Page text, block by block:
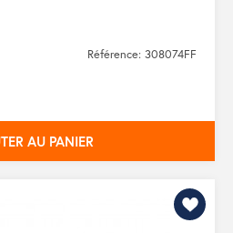
Référence: 308074FF
AU PANIER